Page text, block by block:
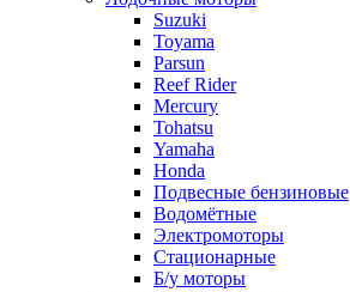
Suzuki
Toyama
Parsun
Reef Rider
Mercury
Tohatsu
Yamaha
Honda
Подвесные бензиновые
Водомётные
Электромоторы
Стационарные
Б/у моторы